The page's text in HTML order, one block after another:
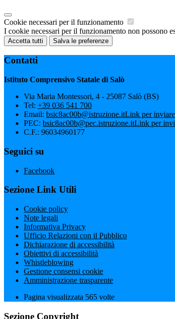
Cookie necessari per il funzionamento
I cookie necessari per il funzionamento non possono
Accetta tutti Salva le preferenze
Contatti
Istituto Comprensivo Statale di Salò
Via Maria Montessori, 4 - 25087 Salò (BS)
Tel: +39 036 541 700
Email: bsic8ac00b@istruzione.itLink per
PEC: bsic8ac00b@pec.istruzione.itLink per
C.F.: 96034960177
Seguici su
Facebook
Sezione Link Utili
Cookie policy
Note legali
Informativa Privacy
Ufficio Relazioni con il Pubblico
Dichiarazione di accessibilità
Obiettivi di accessibilità
Whistleblowing
Gestione consensi cookie
Amministrazione trasparente
Pagina visualizzata 565 volte
Sezione Copyright